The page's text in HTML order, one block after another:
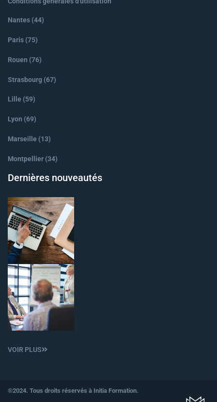
Nantes (44)
Paris (75)
Rouen (76)
Strasbourg (67)
Lille (59)
Lyon (69)
Marseille (13)
Montpellier (34)
Dernières nouveautés
VOIR PLUS
®2024. Tous droits réservés à Initia Formation.